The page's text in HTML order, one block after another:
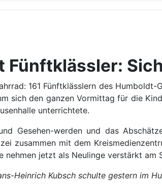
161 Fünftklässlern des
sich den ganzen Vormittag für die
unterrichtete.
Gesehen-werden und das
zusammen mit dem
jetzt als Neulinge verstärkt am
Heinrich Kubsch schulte gestern im